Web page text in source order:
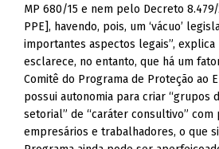
MP 680/15 e nem pelo Decreto
PPE], havendo, pois, um ‘vácuo’
importantes aspectos legais”,
esclarece, no entanto, que há um
Comitê do Programa de Proteção ao
possui autonomia para criar “grupos
setorial” de “caráter consultivo” com
empresários e trabalhadores, o que